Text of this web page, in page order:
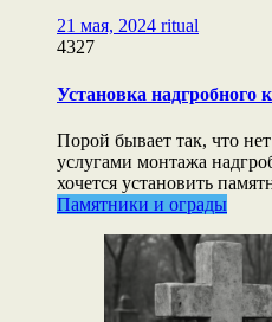
21 мая, 2024 ritual
4327
Установка надгробного
Порой бывает так, что
услугами монтажа
хочется установить
Памятники и ограды